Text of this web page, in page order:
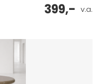
v.a.
399,-